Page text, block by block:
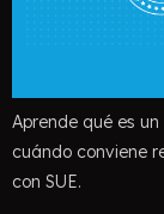
Aprende qué es
cuándo conviene
con SUE.